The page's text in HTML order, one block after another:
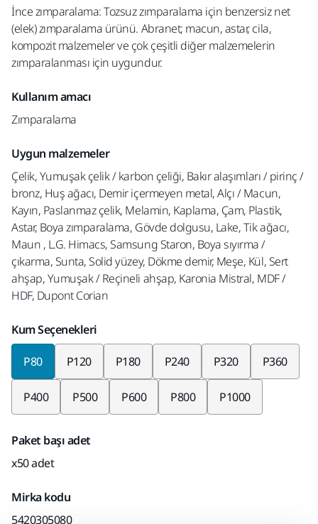
İnce zımparalama: Tozsuz zımparalama için benzersiz net
(elek) zımparalama ürünü. Abranet; macun, astar, cila,
kompozit malzemeler ve çok çeşitli diğer malzemelerin
zımparalanması için uygundur.
Kullanım amacı
Zımparalama
Uygun malzemeler
Çelik, Yumuşak çelik / karbon çeliği, Bakır alaşımları / pirinç /
bronz, Huş ağacı, Demir içermeyen metal, Alçı / Macun,
Kayın, Paslanmaz çelik, Melamin, Kaplama, Çam, Plastik,
Astar, Boya zımparalama, Gövde dolgusu, Lake, Tik ağacı,
Maun , L.G. Himacs, Samsung Staron, Boya sıyırma /
çıkarma, Sunta, Solid yüzey, Dökme demir, Meşe, Kül, Sert
ahşap, Yumuşak / Reçineli ahşap, Karonia Mistral, MDF /
HDF, Dupont Corian
Kum Seçenekleri
P80 P120 P180 P240 P320 P360
P400 P500 P600 P800 P1000
Paket başı adet
x50 adet
Mirka kodu
5420305080